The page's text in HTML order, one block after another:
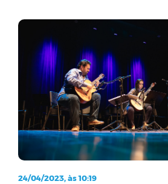
24/04/2023, às 10:19